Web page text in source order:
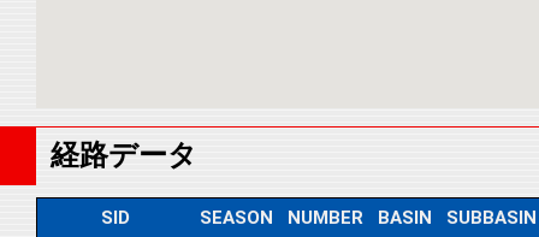
経路データ
SID SEASON NUMBER BASIN
SUBBASIN